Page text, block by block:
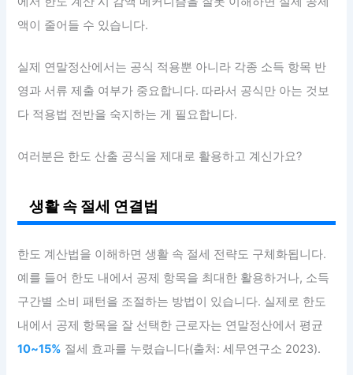
액이 줄어들 수 있습니다.
실제 연말정산에서는 공식 적용뿐 아니라 각종 소득 항목 반
영과 서류 제출 여부가 중요합니다. 따라서 공식만 아는 것보
다 적용법 전반을 숙지하는 게 필요합니다.
여러분은 한도 산출 공식을 제대로 활용하고 계신가요?
생활 속 절세 연결법
한도 계산법을 이해하면 생활 속 절세 전략도 구체화됩니다.
예를 들어 한도 내에서 공제 항목을 최대한 활용하거나, 소득
구간별 소비 패턴을 조절하는 방법이 있습니다. 실제로 한도
내에서 공제 항목을 잘 선택한 근로자는 연말정산에서 평균
10~15% 절세 효과를 누렸습니다(출처: 세무연구소 2023).